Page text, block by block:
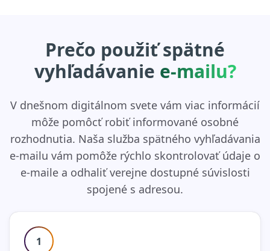
Prečo použiť spätné
vyhľadávanie e-mailu?
V dnešnom digitálnom svete vám viac informácií
môže pomôcť robiť informované osobné
rozhodnutia. Naša služba spätného vyhľadávania
e-mailu vám pomôže rýchlo skontrolovať údaje o
e-maile a odhaliť verejne dostupné súvislosti
spojené s adresou.
1